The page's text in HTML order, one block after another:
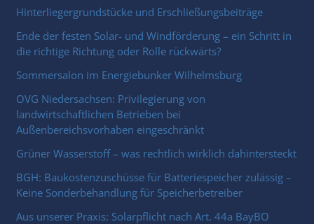
Hinterliegergrundstücke und Erschließungsbeiträge
Ende der festen Solar- und Windförderung – ein Schritt in
die richtige Richtung oder Rolle rückwärts?
Sommersalon im Energiebunker Wilhelmsburg
OVG Niedersachsen: Privilegierung von
landwirtschaftlichen Betrieben bei
Außenbereichsvorhaben eingeschränkt
Grüner Wasserstoff – was rechtlich wirklich dahintersteckt
BGH: Baukostenzuschüsse für Batteriespeicher zulässig –
Keine Sonderbehandlung für Speicherbetreiber
Aus unserer Praxis: Solarpflicht nach Art. 44a BayBO